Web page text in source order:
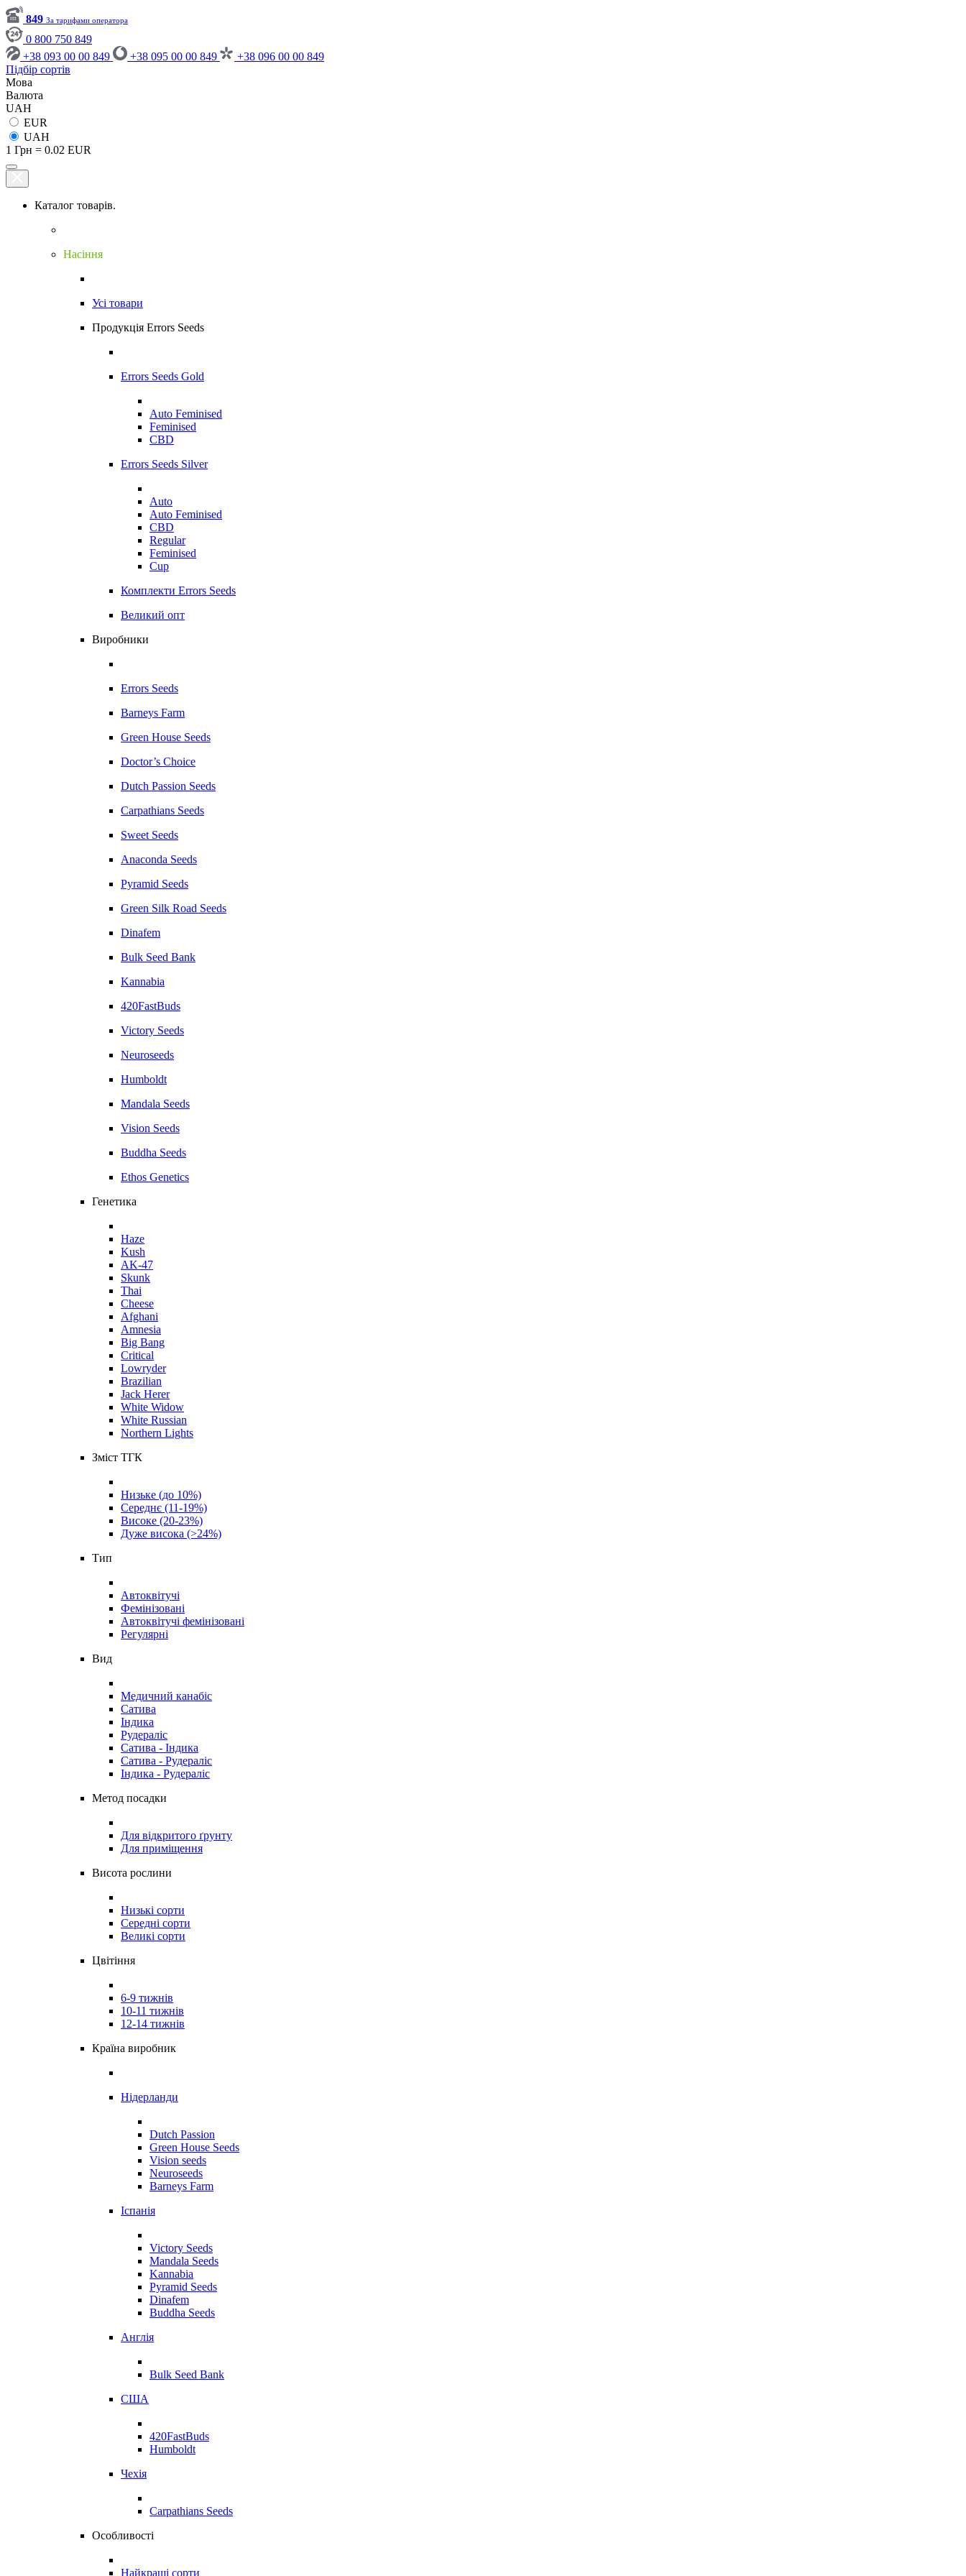
849 За тарифами оператора
0 800 750 849
+38 093 00 00 849
+38 095 00 00 849
+38 096 00 00 849
Підбір сортів
Мова
Валюта
UAH
EUR
UAH
1 Грн = 0.02 EUR
Каталог товарів.
Насіння
Усі товари
Продукція Errors Seeds
Errors Seeds Gold
Auto Feminised
Feminised
CBD
Errors Seeds Silver
Auto
Auto Feminised
CBD
Regular
Feminised
Cup
Комплекти Errors Seeds
Великий опт
Виробники
Errors Seeds
Barneys Farm
Green House Seeds
Doctor’s Choice
Dutch Passion Seeds
Carpathians Seeds
Sweet Seeds
Anaconda Seeds
Pyramid Seeds
Green Silk Road Seeds
Dinafem
Bulk Seed Bank
Kannabia
420FastBuds
Victory Seeds
Neuroseeds
Humboldt
Mandala Seeds
Vision Seeds
Buddha Seeds
Ethos Genetics
Генетика
Haze
Kush
AK-47
Skunk
Thai
Cheese
Afghani
Amnesia
Big Bang
Critical
Lowryder
Brazilian
Jack Herer
White Widow
White Russian
Northern Lights
Зміст ТГК
Низьке (до 10%)
Середнє (11-19%)
Високе (20-23%)
Дуже висока (>24%)
Тип
Автоквітучі
Фемінізовані
Автоквітучі фемінізовані
Регулярні
Вид
Медичний канабіс
Сатива
Індика
Рудераліс
Сатива - Індика
Сатива - Рудераліс
Індика - Рудераліс
Метод посадки
Для відкритого ґрунту
Для приміщення
Висота рослини
Низькі сорти
Середні сорти
Великі сорти
Цвітіння
6-9 тижнів
10-11 тижнів
12-14 тижнів
Країна виробник
Нідерланди
Dutch Passion
Green House Seeds
Vision seeds
Neuroseeds
Barneys Farm
Іспанія
Victory Seeds
Mandala Seeds
Kannabia
Pyramid Seeds
Dinafem
Buddha Seeds
Англія
Bulk Seed Bank
США
420FastBuds
Humboldt
Чехія
Carpathians Seeds
Особливості
Найкращі сорти